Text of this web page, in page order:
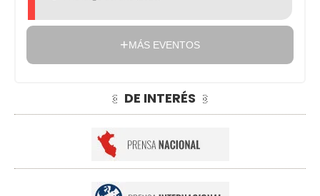
MÁS EVENTOS
DE INTERÉS